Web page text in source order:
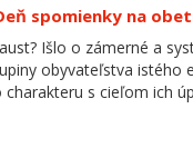
spomienky na
Išlo o zámerné a
obyvateľstva istého
s cieľom ich